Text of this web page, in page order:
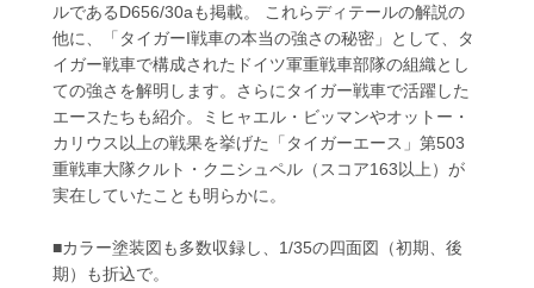
ルであるD656/30aも掲載。 これらディテールの解説の
他に、「タイガーI戦車の本当の強さの秘密」として、タ
イガー戦車で構成されたドイツ軍重戦車部隊の組織とし
ての強さを解明します。さらにタイガー戦車で活躍した
エースたちも紹介。ミヒャエル・ビッマンやオットー・
カリウス以上の戦果を挙げた「タイガーエース」第503
重戦車大隊クルト・クニシュペル（スコア163以上）が
実在していたことも明らかに。
■カラー塗装図も多数収録し、1/35の四面図（初期、後
期）も折込で。